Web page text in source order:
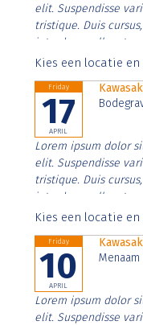
elit. Suspendisse
tristique. Duis
interdum nulla, ut
Aenean faucibus
Kies een locatie
Friday
17
APRIL
Lorem ipsum dolor
elit. Suspendisse
tristique. Duis
interdum nulla, ut
Aenean faucibus
Kies een locatie
Friday
10
APRIL
Menaam
Lorem ipsum dolor
elit. Suspendisse